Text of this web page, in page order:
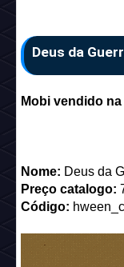
Deus da
Mobi vendido na
Nome: Deus da
Preço catalogo:
Código: